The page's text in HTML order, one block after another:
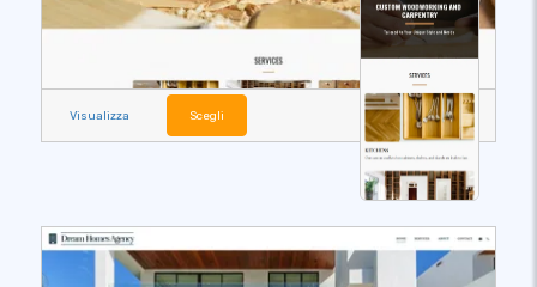
Visualizza Scegli